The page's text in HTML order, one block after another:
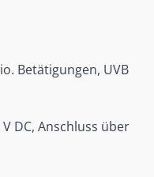
Betätigungen, UVB
V DC, Anschluss über